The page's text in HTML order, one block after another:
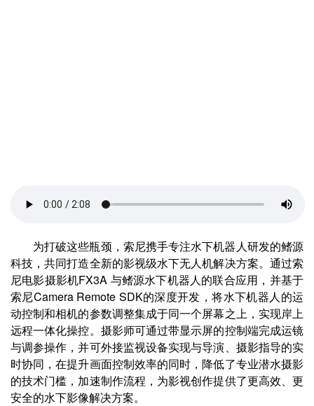
为打破这些瓶颈，索尼携手专注水下机器人研发的鳍源
科技，共同打造全新的影视级水下无人机解决方案。通过索
尼电影摄影机FX3A 与鳍源水下机器人的联合应用，并基于
索尼Camera Remote SDK的深度开发，将水下机器人的运
动控制和相机的参数调整集成于同一个屏幕之上，实现岸上
远程一体化操控。摄影师可通过带显示屏的控制端完成运镜
与调参操作，并可外接监视设备实现与导演、摄影指导的实
时协同，在提升画面控制效率的同时，降低了专业潜水摄影
的技术门槛，加速制作流程，为影视创作提供了更高效、更
安全的水下影像解决方案。